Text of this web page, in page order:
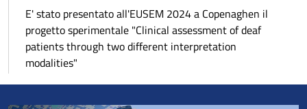
E' stato presentato all'EUSEM 2024 a Copenaghen il
progetto sperimentale "Clinical assessment of deaf
patients through two different interpretation
modalities"